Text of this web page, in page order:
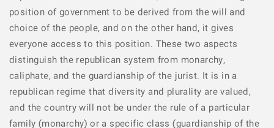
position of government to be derived from the will and
choice of the people, and on the other hand, it gives
everyone access to this position. These two aspects
distinguish the republican system from monarchy,
caliphate, and the guardianship of the jurist. It is in a
republican regime that diversity and plurality are valued,
and the country will not be under the rule of a particular
family (monarchy) or a specific class (guardianship of the